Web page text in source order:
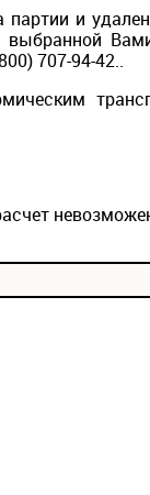
и
707-94-42..